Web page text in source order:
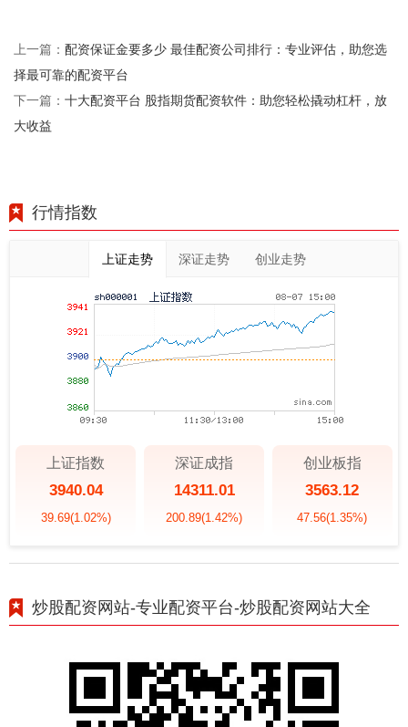
上一篇： 配资保证金要多少 最佳配资公司排行：专业评估，助您选
择最可靠的配资平台
下一篇： 十大配资平台 股指期货配资软件：助您轻松撬动杠杆，放
大收益
行情指数
上证走势 深证走势 创业走势
上证指数
3940.04
39.69(1.02%)
深证成指
14311.01
200.89(1.42%)
创业板指
3563.12
47.56(1.35%)
炒股配资网站-专业配资平台-炒股配资网站大全